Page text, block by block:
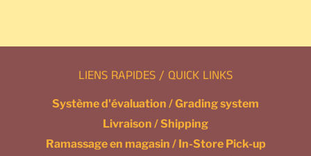
LIENS RAPIDES / QUICK LINKS
Système d'évaluation / Grading system
Livraison / Shipping
Ramassage en magasin / In-Store Pick-up